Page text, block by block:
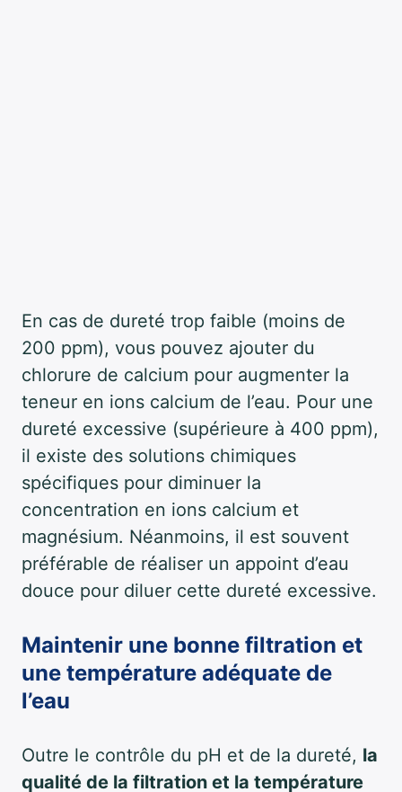
En cas de dureté trop faible (moins de
200 ppm), vous pouvez ajouter du
chlorure de calcium pour augmenter la
teneur en ions calcium de l’eau. Pour une
dureté excessive (supérieure à 400 ppm),
il existe des solutions chimiques
spécifiques pour diminuer la
concentration en ions calcium et
magnésium. Néanmoins, il est souvent
préférable de réaliser un appoint d’eau
douce pour diluer cette dureté excessive.
Maintenir une bonne filtration et
une température adéquate de
l’eau
Outre le contrôle du pH et de la dureté, la
qualité de la filtration et la température